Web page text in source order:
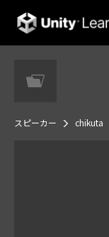
Unity Learning
スピーカー chikuta